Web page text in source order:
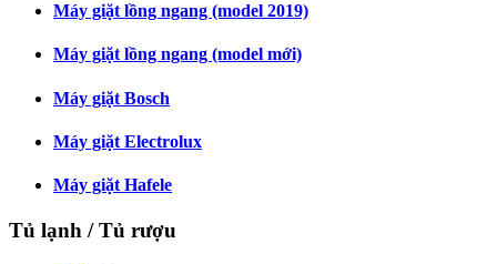
Máy giặt lồng ngang (model 2019)
Máy giặt lồng ngang (model mới)
Máy giặt Bosch
Máy giặt Electrolux
Máy giặt Hafele
Tủ lạnh / Tủ rượu